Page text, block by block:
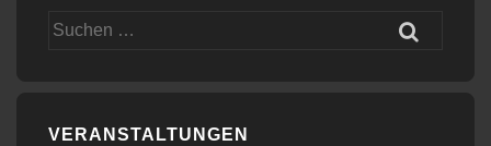
Suchen
VERANSTALTUNGEN